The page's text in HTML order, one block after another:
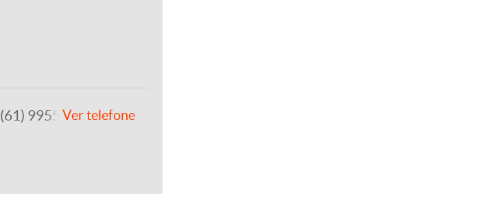
(61) 99557-8243
Ver telefone